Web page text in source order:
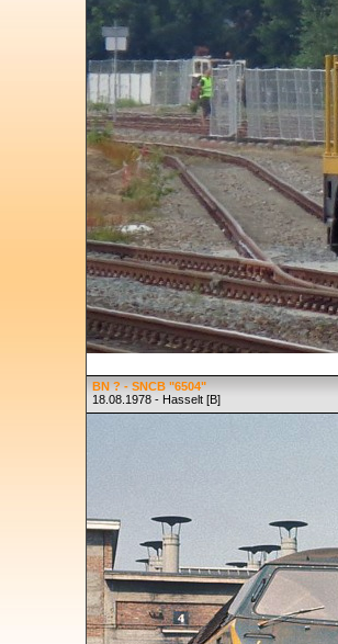
BN ? - SNCB "6504"
18.08.1978 - Hasselt [B]